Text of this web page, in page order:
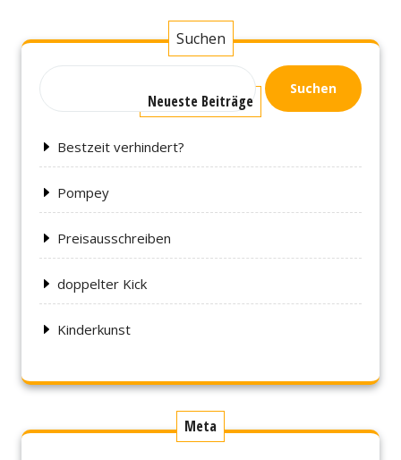
Suchen
Suchen
Neueste Beiträge
Bestzeit verhindert?
Pompey
Preisausschreiben
doppelter Kick
Kinderkunst
Meta